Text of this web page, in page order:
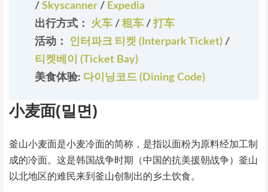
/Skyscanner / Expedia
出行方式： 火车 /租车 /打车
活动： 인터파크 티켓 (Interpark Ticket) /
티켓베이 (Ticket Bay)
美食体验: 다이닝코드 (Dining Code)
小麦面(밀면)
釜山小麦面是小麦冷面的简称，是指以面粉为原料经加工制
成的冷面。这是韩国战争时期（中国的抗美援朝战争）釜山
以北地区的难民来到釜山创制出的乡土饮食。